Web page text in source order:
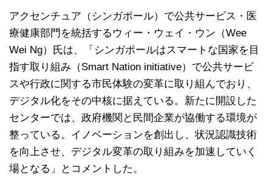
アクセンチュア（シンガポール）で公共サービス・医
療健康部門を統括するウィー・ウェイ・ウン（Wee
Wei Ng）氏は、「シンガポールはスマートな国家を目
指す取り組み（Smart Nation initiative）で公共サービ
スや行政に関する市民体験の変革に取り組んでおり、
デジタル化をその中核に据えている。新たに開設した
センターでは、政府機関と民間企業が協働する環境が
整っている。イノベーションを創出し、状況認識技術
を向上させ、デジタル変革の取り組みを加速していく
場となる」とコメントした。